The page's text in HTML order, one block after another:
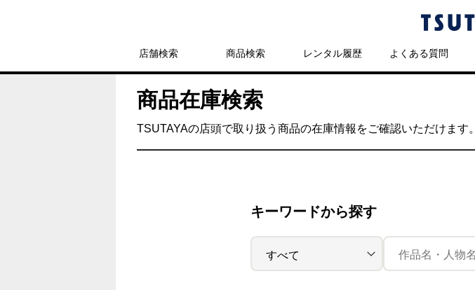
店舗検索 商品検索 レンタル履歴 よくある質問
商品在庫検索
TSUTAYAの店頭で取り扱う商品の在庫情報をご確認いただけます。
キーワードから探す